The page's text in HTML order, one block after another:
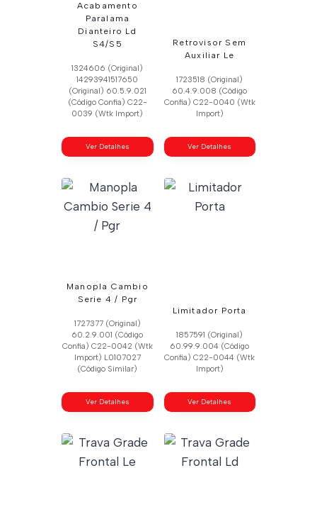
Acabamento
Paralama
Dianteiro Ld
S4/S5
1324606 (Original)
14293941517650
(Original) 60.5.9.021
(Código Confia) C22-
0039 (Wtk Import)
Ver Detalhes
Retrovisor Sem
Auxiliar Le
1723518 (Original)
60.4.9.008 (Código
Confia) C22-0040 (Wtk
Import)
Ver Detalhes
Manopla Cambio
Serie 4 / Pgr
1727377 (Original)
60.2.9.001 (Código
Confia) C22-0042 (Wtk
Import) L0107027
(Código Similar)
Ver Detalhes
Limitador Porta
1857591 (Original)
60.99.9.004 (Código
Confia) C22-0044 (Wtk
Import)
Ver Detalhes